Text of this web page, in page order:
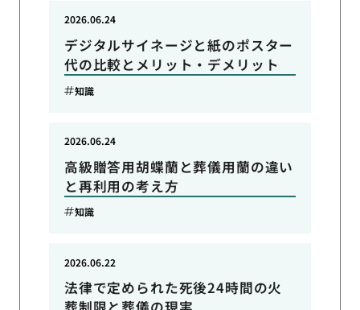
デジタルサイネージと紙のポスター
代の比較とメリット・デメリット
2026.06.24
知識
高級贈答用胡蝶蘭と葬儀用蘭の違い
と再利用の考え方
2026.06.24
知識
法律で定められた死後24時間の火
2026.06.22